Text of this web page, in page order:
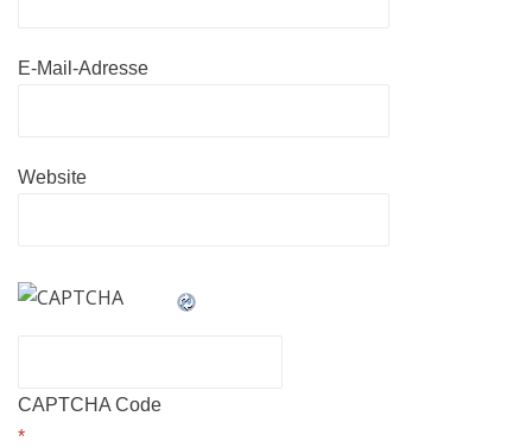
E-Mail-Adresse
Website
CAPTCHA Code
*